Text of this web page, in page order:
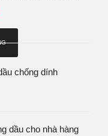
chống dính
dầu cho nhà hàng